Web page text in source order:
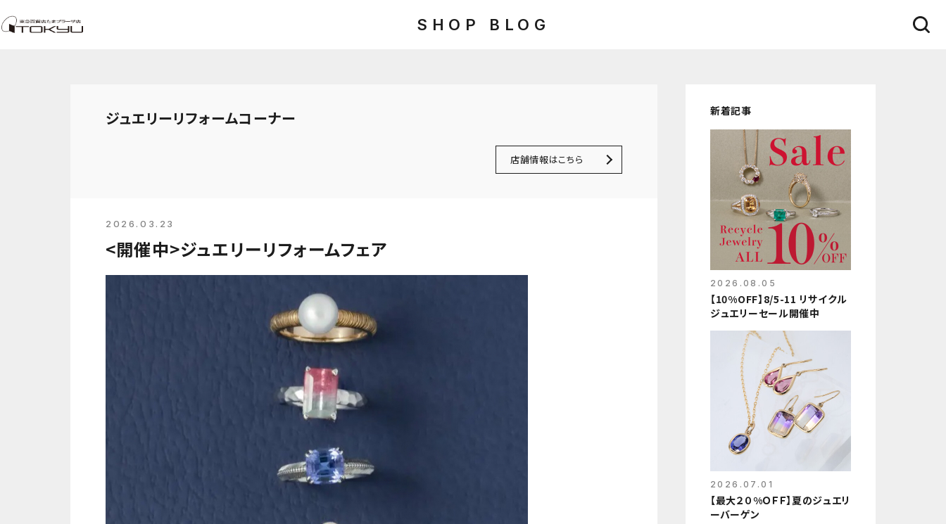
SHOP BLOG
ジュエリーリフォームコーナー
店舗情報はこちら
2026.03.23
<開催中>ジュエリーリフォームフェア
新着記事
2026.08.05
【10%OFF】8/5-11 リサイクル
ジュエリーセール開催中
2026.07.01
【最大２０%ＯＦＦ】夏のジュエリ
ーバーゲン